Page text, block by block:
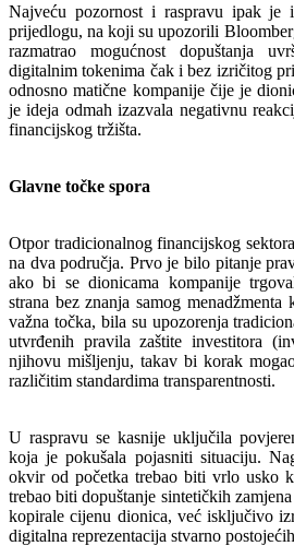
Najveću pozornost i raspravu ipak je
prijedlogu, na koji su upozorili
razmatrao mogućnost dopuštanja
digitalnim tokenima čak i bez izričitog
odnosno matične kompanije čije je
je ideja odmah izazvala negativnu
financijskog tržišta.
Glavne točke spora
Otpor tradicionalnog financijskog
na dva područja. Prvo je bilo pitanje
ako bi se dionicama kompanije
strana bez znanja samog
važna točka, bila su upozorenja
utvrđenih pravila zaštite investitora
njihovu mišljenju, takav bi korak
različitim standardima transparentnosti.
U raspravu se kasnije uključila
koja je pokušala pojasniti situaciju.
okvir od početka trebao biti vrlo usko
trebao biti dopuštanje sintetičkih
kopirale cijenu dionica, već isključivo
digitalna reprezentacija stvarno